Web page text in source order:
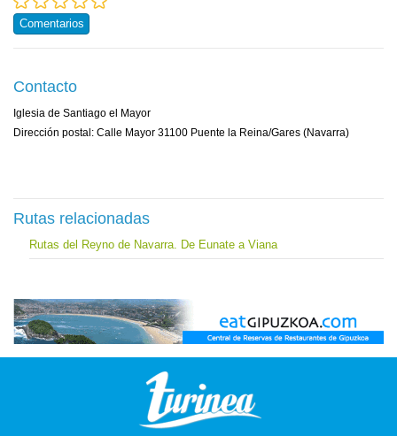
Comentarios
Contacto
Iglesia de Santiago el Mayor
Dirección postal: Calle Mayor 31100 Puente la Reina/Gares (Navarra)
Rutas relacionadas
Rutas del Reyno de Navarra. De Eunate a Viana